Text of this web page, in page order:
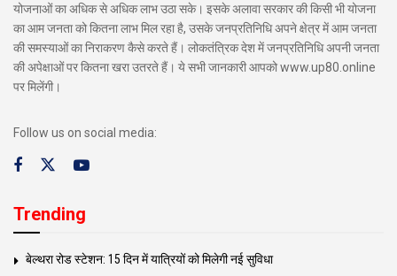
योजनाओं का अधिक से अधिक लाभ उठा सके। इसके अलावा सरकार की किसी भी योजना
का आम जनता को कितना लाभ मिल रहा है, उसके जनप्रतिनिधि अपने क्षेत्र में आम जनता
की समस्याओं का निराकरण कैसे करते हैं। लोकतंत्रिक देश में जनप्रतिनिधि अपनी जनता
की अपेक्षाओं पर कितना खरा उतरते हैं। ये सभी जानकारी आपको www.up80.online
पर मिलेंगी।
Follow us on social media:
Trending
बेल्थरा रोड स्टेशन: 15 दिन में यात्रियों को मिलेगी नई सुविधा